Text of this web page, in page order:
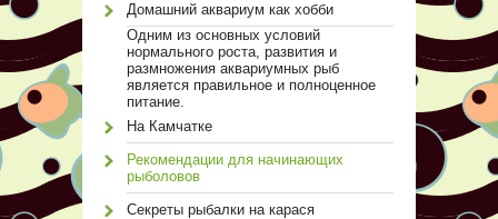
Домашний аквариум как хобби
Одним из основных условий
нормального роста, развития и
размножения аквариумных рыб
является правильное и полноценное
питание.
На Камчатке
Рекомендации для начинающих
рыболовов
Секреты рыбалки на карася